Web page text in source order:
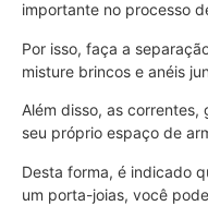
importante no processo
Por isso, faça a
misture brincos e anéis
Além disso, as
seu próprio espaço de
Desta forma, é indicado
um porta-joias, você